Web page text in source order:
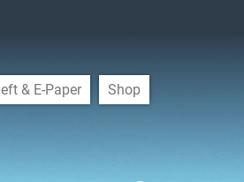
& E-Paper Shop